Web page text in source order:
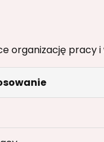
organizację pracy